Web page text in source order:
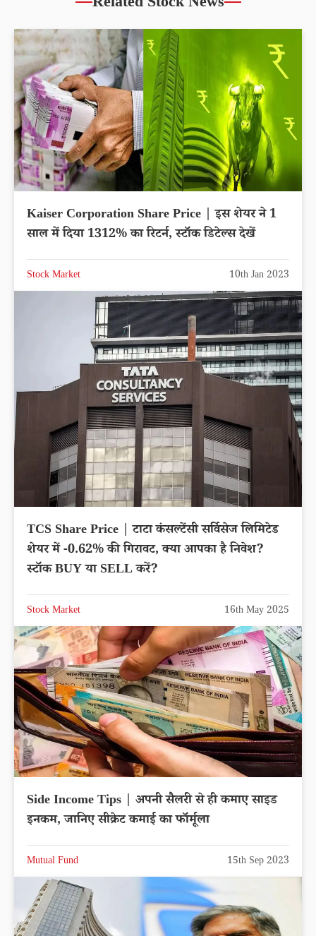
Kaiser Corporation Share Price | इस शेयर ने 1
साल में दिया 1312% का रिटर्न, स्टॉक डिटेल्स देखें
Stock Market 10th Jan 2023
TCS Share Price | टाटा कंसल्टेंसी सर्विसेज लिमिटेड
शेयर में -0.62% की गिरावट, क्या आपका है निवेश?
स्टॉक BUY या SELL करें?
Stock Market 16th May 2025
Side Income Tips | अपनी सैलरी से ही कमाए साइड
इनकम, जानिए सीक्रेट कमाई का फॉर्मूला
Mutual Fund 15th Sep 2023